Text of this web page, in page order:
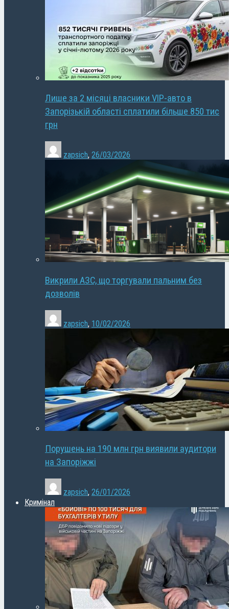
Лише за 2 місяці власники VIP-авто в
Запорізькій області сплатили більше 850 тис
грн
zapsich, 26/03/2026
Викрили АЗС, що торгували пальним без
дозволів
zapsich, 10/02/2026
Порушень на 190 млн грн виявили аудитори
на Запоріжжі
zapsich, 26/01/2026
Кримінал